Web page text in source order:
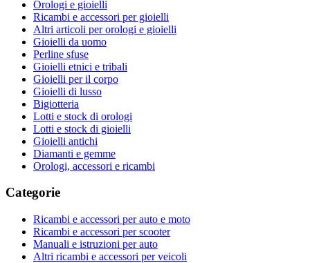
Orologi e gioielli
Ricambi e accessori per gioielli
Altri articoli per orologi e gioielli
Gioielli da uomo
Perline sfuse
Gioielli etnici e tribali
Gioielli per il corpo
Gioielli di lusso
Bigiotteria
Lotti e stock di orologi
Lotti e stock di gioielli
Gioielli antichi
Diamanti e gemme
Orologi, accessori e ricambi
Categorie
Ricambi e accessori per auto e moto
Ricambi e accessori per scooter
Manuali e istruzioni per auto
Altri ricambi e accessori per veicoli